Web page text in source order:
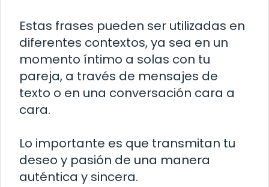
Estas frases pueden ser utilizadas en
diferentes contextos, ya sea en un
momento íntimo a solas con tu
pareja, a través de mensajes de
texto o en una conversación cara a
cara.
Lo importante es que transmitan tu
deseo y pasión de una manera
auténtica y sincera.